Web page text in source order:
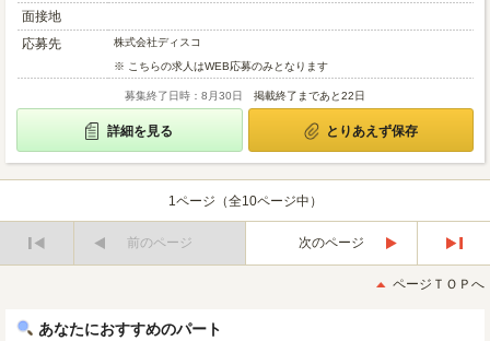
面接地
応募先
株式会社ディスコ
※ こちらの求人はWEB応募のみとなります
募集終了日時：8月30日 掲載終了まであと22日
詳細を見る とりあえず保存
1ページ（全10ページ中）
前のページ
次のページ
後
ページＴＯＰへ
あなたにおすすめのパート